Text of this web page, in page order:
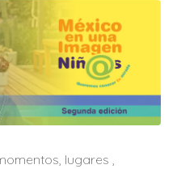
lugares ,